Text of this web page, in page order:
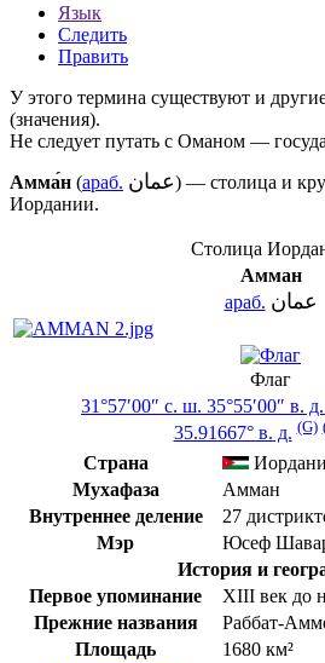
Язык
Следить
Править
У этого термина существуют и
(значения).
Не следует путать с Оманом —
Амма́н (араб. عمان‎) — столица и
Иордании.
Столица
Амман
араб. عمان
Флаг
31°57′00″ с. ш. 35°55′00″ в. д.
35.91667° в. д. (G)
Страна
Мухафаза
Амман
Внутреннее деление
27
Мэр
Юсеф
История и
Первое упоминание
XIII век до
Прежние названия
Раббат-
Площадь
1680 км²